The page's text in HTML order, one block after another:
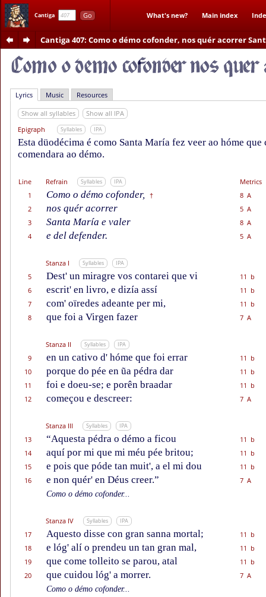
Cantiga Go What's new? Main index
Cantiga 407: Como o démo cofonder, nos quér acorrer
Lyrics Music Resources
Show all syllables
Show all IPA
Epigraph
Syllables IPA
Esta düodécima é como Santa María fez veer ao hóme que
comendara ao démo.
Line Refrain Syllables IPA
Metrics
1
Como o démo cofonder, †
8 A
2
nos quér acorrer
5 A
3
Santa María e valer
8 A
4
e del defender. 5 A
Stanza I Syllables IPA
5 Dest' un miragre vos contarei que vi
11 b
6
escrit' en livro, e dizía assí
11 b
7
com' oïredes adeante per mi,
11 b
8
que foi a Virgen fazer 7 A
Stanza II Syllables IPA
9 en un cativo d' hóme que foi errar
11 b
10
porque do pée en ũa pédra dar
11 b
11
foi e doeu-se; e porên braadar
11 b
12
começou e descreer: 7 A
Stanza III Syllables IPA
13 “Aquesta pédra o démo a ficou
11 b
14
aquí por mi que mi méu pée britou;
11 b
15
e pois que póde tan muit', a el mi dou
11 b
16
e non quér' en Déus creer.”
7 A
Como o démo cofonder...
Stanza IV Syllables IPA
17 Aquesto disse con gran sanna mortal;
11 b
18
e lóg' alí o prendeu un tan gran mal,
11 b
19
que come tolleito se parou, atal
11 b
20
que cuidou lóg' a morrer.
7 A
Como o démo cofonder...